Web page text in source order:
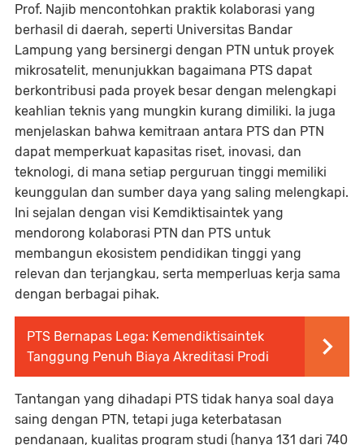
Prof. Najib mencontohkan praktik kolaborasi yang
berhasil di daerah, seperti Universitas Bandar
Lampung yang bersinergi dengan PTN untuk proyek
mikrosatelit, menunjukkan bagaimana PTS dapat
berkontribusi pada proyek besar dengan melengkapi
keahlian teknis yang mungkin kurang dimiliki. Ia juga
menjelaskan bahwa kemitraan antara PTS dan PTN
dapat memperkuat kapasitas riset, inovasi, dan
teknologi, di mana setiap perguruan tinggi memiliki
keunggulan dan sumber daya yang saling melengkapi.
Ini sejalan dengan visi Kemdiktisaintek yang
mendorong kolaborasi PTN dan PTS untuk
membangun ekosistem pendidikan tinggi yang
relevan dan terjangkau, serta memperluas kerja sama
dengan berbagai pihak.
PTS Bernapas Lega: Kemendiktisaintek
Tanggung Penuh Biaya Akreditasi Prodi
Tantangan yang dihadapi PTS tidak hanya soal daya
saing dengan PTN, tetapi juga keterbatasan
pendanaan, kualitas program studi (hanya 131 dari 740